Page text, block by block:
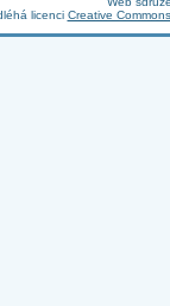
licenci Creative